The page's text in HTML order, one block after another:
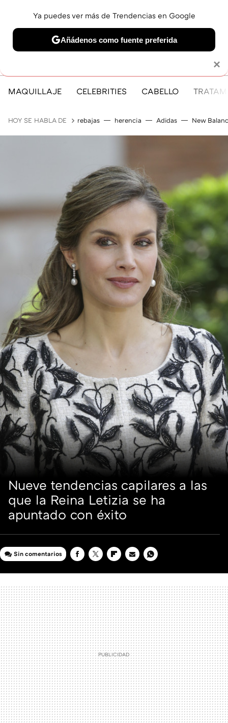
MAQUILLAJE CELEBRITIES CABELLO
HOY SE HABLA DE rebajas herencia Adidas New
Nueve tendencias capilares a las
que la Reina Letizia se ha
apuntado con éxito
Sin comentarios
×
Ya puedes ver más de Trendencias en Google
Añádenos como fuente preferida